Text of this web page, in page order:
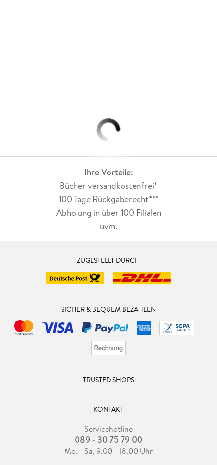
Ihre Vorteile:
Bücher versandkostenfrei*
100 Tage Rückgaberecht***
Abholung in über 100 Filialen
uvm.
ZUGESTELLT DURCH
SICHER & BEQUEM BEZAHLEN
TRUSTED SHOPS
KONTAKT
Servicehotline
089 - 30 75 79 00
Mo. - Sa. 9.00 - 18.00 Uhr